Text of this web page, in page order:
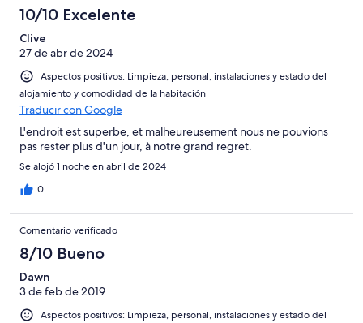
10/10 Excelente
Clive
27 de abr de 2024
Aspectos positivos: Limpieza, personal, instalaciones y estado del
alojamiento y comodidad de la habitación
Traducir con Google
L'endroit est superbe, et malheureusement nous ne pouvions
pas rester plus d'un jour, à notre grand regret.
Se alojó 1 noche en abril de 2024
0
Comentario verificado
8/10 Bueno
Dawn
3 de feb de 2019
Aspectos positivos: Limpieza, personal, instalaciones y estado del